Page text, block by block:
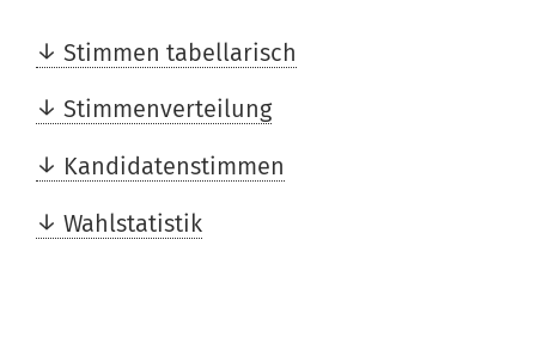
Stimmen tabellarisch
Stimmenverteilung
Kandidatenstimmen
Wahlstatistik